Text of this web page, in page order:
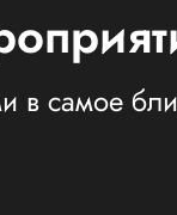
в самое